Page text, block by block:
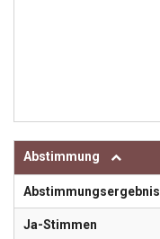
Abstimmung
Abstimmungsergebnis
Ja-Stimmen